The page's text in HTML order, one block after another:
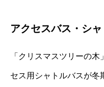
アクセスバス・シ
「クリスマスツリーの
セス用シャトルバスが冬